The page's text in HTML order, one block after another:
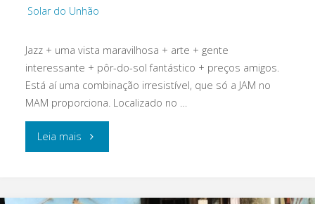
Solar do Unhão
Jazz + uma vista maravilhosa + arte + gente
interessante + pôr-do-sol fantástico + preços amigos.
Está aí uma combinação irresistível, que só a JAM no
MAM proporciona. Localizado no …
Leia mais "A
no